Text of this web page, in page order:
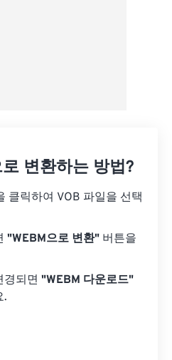
변환하는 방법?
클릭하여 VOB 파일을 선택
"WEBM으로 변환" 버튼을
경되면 "WEBM 다운로드"
.